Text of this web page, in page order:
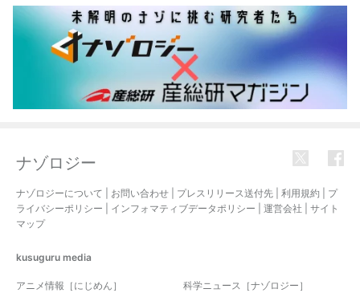
ナゾロジー
ナゾロジーについて お問い合わせ プレスリリース送付先 利用規約
プ
ライバシーポリシー
インフォマティブデータポリシー 運営会社
サイト
マップ
kusuguru media
アニメ情報［にじめん］ 科学ニュース［ナゾロジー］